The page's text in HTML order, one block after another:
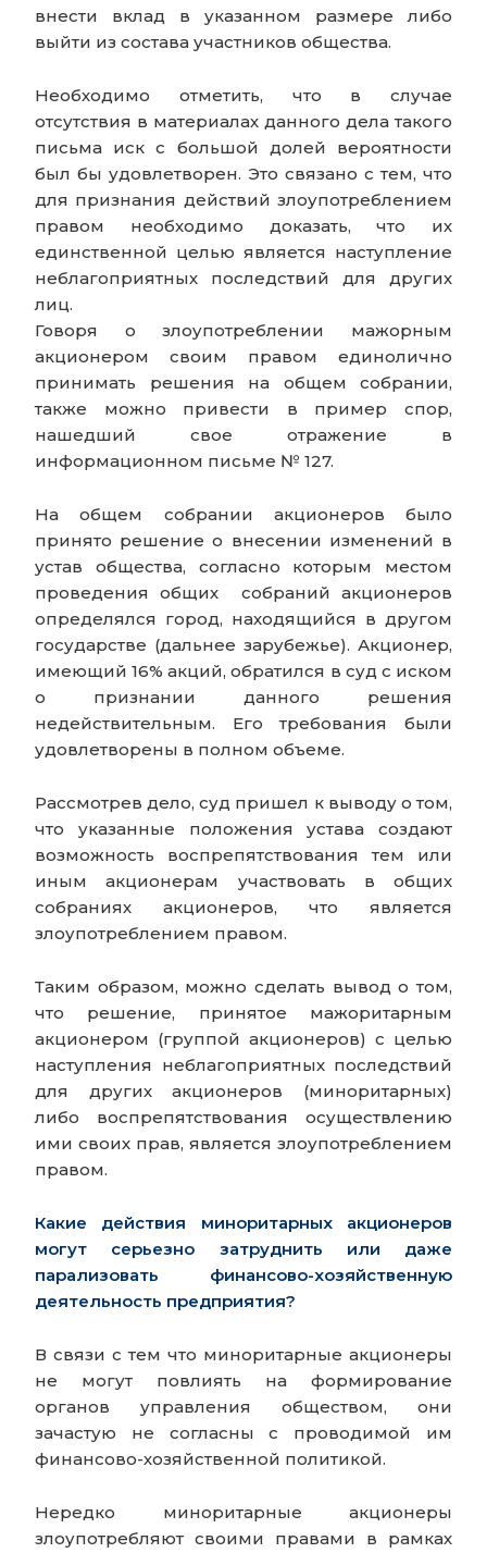
внести вклад в указанном размере либо
выйти из состава участников общества.
Необходимо отметить, что в случае
отсутствия в материалах данного дела такого
письма иск с большой долей вероятности
был бы удовлетворен. Это связано с тем, что
для признания действий злоупотреблением
правом необходимо доказать, что их
единственной целью является наступление
неблагоприятных последствий для других
лиц.
Говоря о злоупотреблении мажорным
акционером своим правом единолично
принимать решения на общем собрании,
также можно привести в пример спор,
нашедший свое отражение в
информационном письме № 127.
На общем собрании акционеров было
принято решение о внесении изменений в
устав общества, согласно которым местом
проведения общих собраний акционеров
определялся город, находящийся в другом
государстве (дальнее зарубежье). Акционер,
имеющий 16% акций, обратился в суд с иском
о признании данного решения
недействительным. Его требования были
удовлетворены в полном объеме.
Рассмотрев дело, суд пришел к выводу о том,
что указанные положения устава создают
возможность воспрепятствования тем или
иным акционерам участвовать в общих
собраниях акционеров, что является
злоупотреблением правом.
Таким образом, можно сделать вывод о том,
что решение, принятое мажоритарным
акционером (группой акционеров) с целью
наступления неблагоприятных последствий
для других акционеров (миноритарных)
либо воспрепятствования осуществлению
ими своих прав, является злоупотреблением
правом.
Какие действия миноритарных акционеров
могут серьезно затруднить или даже
парализовать финансово-хозяйственную
деятельность предприятия?
В связи с тем что миноритарные акционеры
не могут повлиять на формирование
органов управления обществом, они
зачастую не согласны с проводимой им
финансово-хозяйственной политикой.
Нередко миноритарные акционеры
злоупотребляют своими правами в рамках